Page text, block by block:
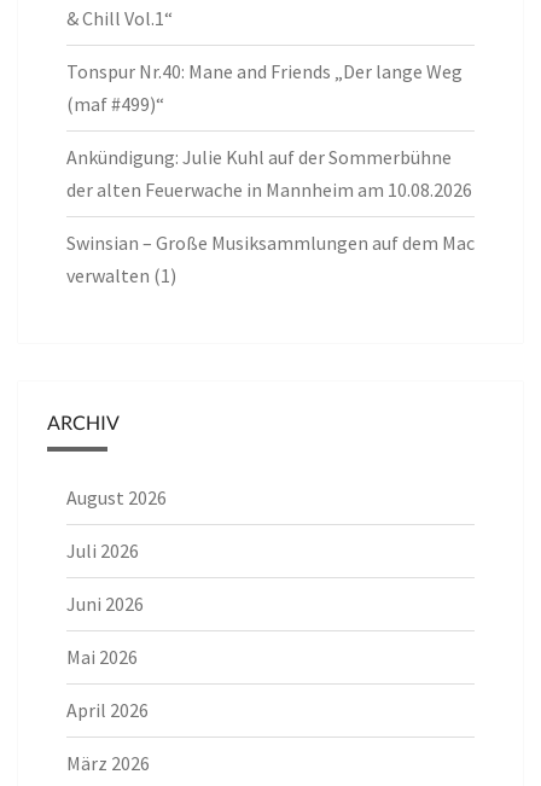
& Chill Vol.1“
Tonspur Nr.40: Mane and Friends „Der lange Weg
(maf #499)“
Ankündigung: Julie Kuhl auf der Sommerbühne
der alten Feuerwache in Mannheim am 10.08.2026
Swinsian – Große Musiksammlungen auf dem Mac
verwalten (1)
ARCHIV
August 2026
Juli 2026
Juni 2026
Mai 2026
April 2026
März 2026